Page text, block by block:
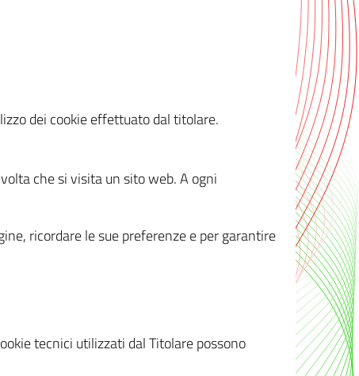
dei cookie effettuato dal titolare.
che si visita un sito web. A ogni
ricordare le sue preferenze e per garantire
tecnici utilizzati dal Titolare possono